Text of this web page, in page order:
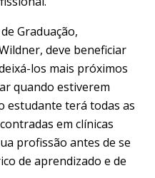
Graduação,
deve beneficiar
los mais próximos
quando estiverem
estudante terá todas as
em clínicas
profissão antes de se
de aprendizado e de